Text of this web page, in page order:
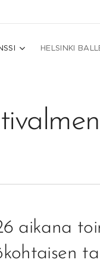
HELSINKI
aikana